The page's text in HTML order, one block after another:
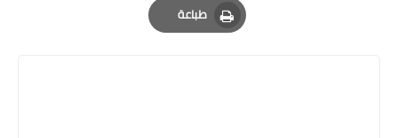
طباعة
Print